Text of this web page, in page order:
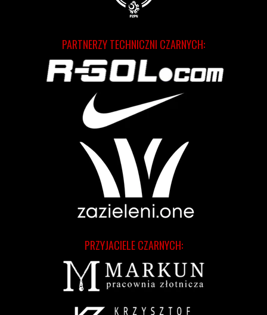
PRZYJACIELE CZARNYCH:
PARTNERZY TECHNICZNI CZARNYCH: